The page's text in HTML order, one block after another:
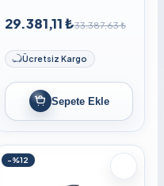
29.381,11 ₺33.387,63 ₺
Ücretsiz Kargo
Sepete Ekle
-%12